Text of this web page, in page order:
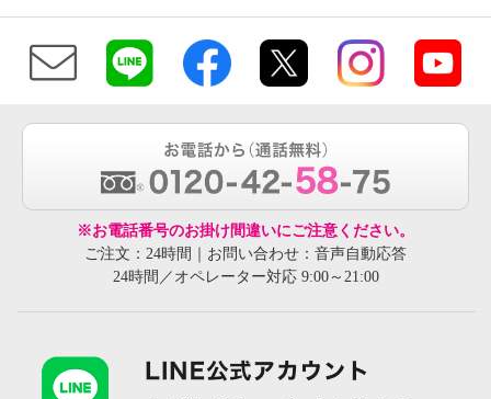
※お電話番号のお掛け間違いにご注意ください。
ご注文：24時間｜お問い合わせ：音声自動応答
24時間／オペレーター対応 9:00～21:00